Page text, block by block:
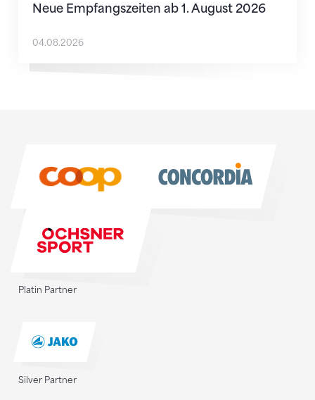
Neue Empfangszeiten ab 1. August 2026
04.08.2026
Platin Partner
Silver Partner